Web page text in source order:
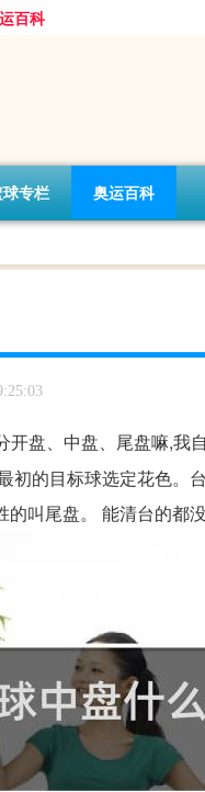
百科
专栏 奥运百科
开盘、中盘、尾盘嘛,我
初的目标球选定花色
叫尾盘。 能清台的都没